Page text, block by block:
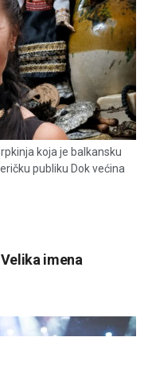
koja je balkansku
publiku Dok većina
imena